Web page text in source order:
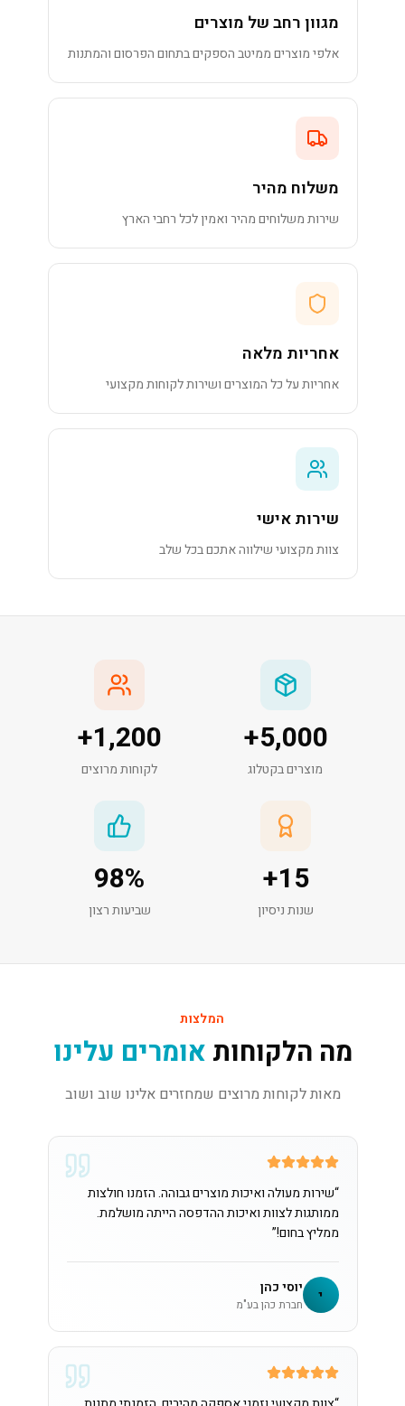
מגוון רחב של מוצרים
אלפי מוצרים ממיטב הספקים בתחום הפרסום והמתנות
משלוח מהיר
שירות משלוחים מהיר ואמין לכל רחבי הארץ
אחריות מלאה
אחריות על כל המוצרים ושירות לקוחות מקצועי
שירות אישי
צוות מקצועי שילווה אתכם בכל שלב
5,000
+
מוצרים בקטלוג
1,200
+
לקוחות מרוצים
15
+
שנות ניסיון
98%
שביעות רצון
המלצות
מה הלקוחות אומרים עלינו
מאות לקוחות מרוצים שמחזרים אלינו שוב ושוב
“שירות מעולה ואיכות מוצרים גבוהה. הזמנו חולצות
ממותגות לצוות ואיכות ההדפסה הייתה מושלמת.
ממליץ בחום!”
י יוסי כהן
חברת כהן בע"מ